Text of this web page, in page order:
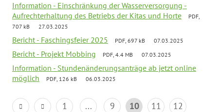
Information - Einschränkung der Wasserversorgung -
Aufrechterhaltung des Betriebs der Kitas und Horte
PDF,
707 kB
27.03.2025
Bericht - Faschingsfeier 2025 PDF, 697 kB 07.03.2025
Bericht - Projekt Mobbing PDF, 4.4 MB 07.03.2025
Information - Stundenänderungsanträge ab jetzt online
möglich
PDF, 126 kB 06.03.2025
1 ... 9 10 11
12